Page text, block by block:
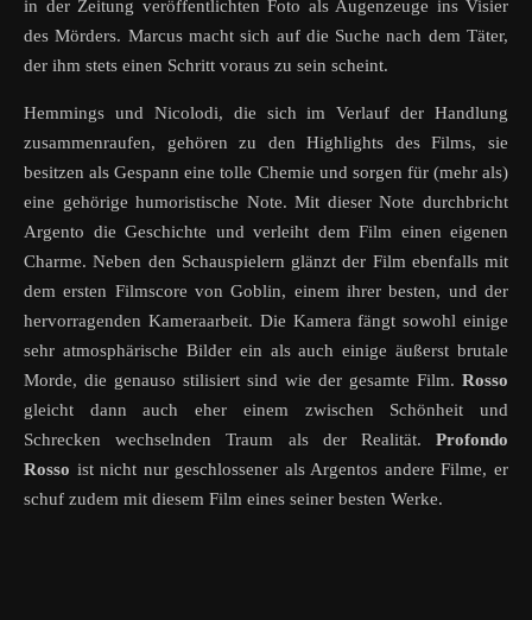
in der Zeitung veröffentlichten Foto als Augenzeuge ins Visier
des Mörders. Marcus macht sich auf die Suche nach dem Täter,
der ihm stets einen Schritt voraus zu sein scheint.
Hemmings und Nicolodi, die sich im Verlauf der Handlung
zusammenraufen, gehören zu den Highlights des Films, sie
besitzen als Gespann eine tolle Chemie und sorgen für (mehr als)
eine gehörige humoristische Note. Mit dieser Note durchbricht
Argento die Geschichte und verleiht dem Film einen eigenen
Charme. Neben den Schauspielern glänzt der Film ebenfalls mit
dem ersten Filmscore von Goblin, einem ihrer besten, und der
hervorragenden Kameraarbeit. Die Kamera fängt sowohl einige
sehr atmosphärische Bilder ein als auch einige äußerst brutale
Morde, die genauso stilisiert sind wie der gesamte Film. Rosso
gleicht dann auch eher einem zwischen Schönheit und
Schrecken wechselnden Traum als der Realität. Profondo
Rosso ist nicht nur geschlossener als Argentos andere Filme, er
schuf zudem mit diesem Film eines seiner besten Werke.